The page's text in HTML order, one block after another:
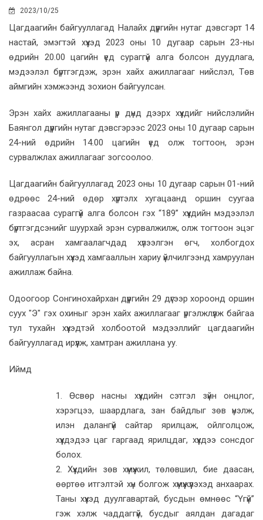
2023/10/25
Цагдаагийн байгууллагад Налайх дүүргийн нутаг дэвсгэрт 14
настай, эмэгтэй хүүхэд 2023 оны 10 дугаар сарын 23-ны
өдрийн 20.00 цагийн үед сураггүй алга болсон дуудлага,
мэдээлэл бүртгэгдэж, эрэн хайх ажиллагааг нийслэл, Төв
аймгийн хэмжээнд зохион байгуулсан.
Эрэн хайх ажиллагааны үр дүнд дээрх хүүхдийг нийслэлийн
Баянгол дүүргийн нутаг дэвсгэрээс 2023 оны 10 дугаар сарын
24-ний өдрийн 14.00 цагийн үед олж тогтоон, эрэн
сурвалжлах ажиллагааг зогсоолоо.
Цагдаагийн байгууллагад 2023 оны 10 дугаар сарын 01-ний
өдрөөс 24-ний өдөр хүртэлх хугацаанд оршин суугаа
газраасаа сураггүй алга болсон гэх “189” хүүхдийн мэдээлэл
бүртгэгдсэнийг шуурхай эрэн сурвалжилж, олж тогтоон эцэг
эх, асран хамгаалагчдад хүлээлгэн өгч, холбогдох
байгууллагын хүүхэд хамгааллын хариу үйлчилгээнд хамруулан
ажиллаж байна.
Одоогоор Сонгинохайрхан дүүргийн 29 дүгээр хороонд оршин
суух "Э" гэх охиныг эрэн хайх ажиллагааг үргэлжлүүлж байгаа
тул тухайн хүүхэдтэй холбоотой мэдээллийг цагдаагийн
байгууллагад ирүүлж, хамтран ажиллана уу.
Иймд
1. Өсвөр насны хүүхдийн сэтгэл зүйн онцлог,
хэрэгцээ, шаардлага, зан байдлыг зөв үнэлж,
илэн далангүй сайтар ярилцаж, ойлголцож,
хүүхдэдээ цаг гаргаад ярилцдаг, хүүхдээ сонсдог
болох.
2. Хүүхдийн зөв хүмүүжил, төлөвшил, бие даасан,
өөртөө итгэлтэй хүн болгож хүмүүжүүлэхэд анхаарах.
Таны хүүхэд дуулгавартай, бусдын өмнөөс “Үгүй”
гэж хэлж чаддаггүй, бусдыг аялдан дагадаг